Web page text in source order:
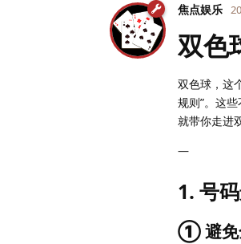
焦点娱乐
双色
双色球，这
规则”。这
就带你走进
—
1. 号
① 避免